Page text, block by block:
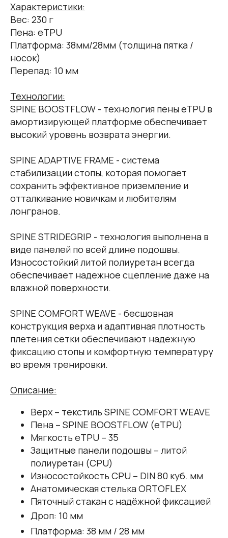
Характеристики:
Вес: 230 г
Пена: еTPU
Платформа: 38мм/28мм (толщина пятка /
носок)
Перепад: 10 мм
Технологии:
SPINE BOOSTFLOW - технология пены eTPU в
амортизирующей платформе обеспечивает
высокий уровень возврата энергии.
SPINE ADAPTIVE FRAME - система
стабилизации стопы, которая помогает
сохранить эффективное приземление и
отталкивание новичкам и любителям
лонгранов.
SPINE STRIDEGRIP - технология выполнена в
виде панелей по всей длине подошвы.
Износостойкий литой полиуретан всегда
обеспечивает надежное сцепление даже на
влажной поверхности.
SPINE COMFORT WEAVE - бесшовная
конструкция верха и адаптивная плотность
плетения сетки обеспечивают надежную
фиксацию стопы и комфортную температуру
во время тренировки.
Описание:
Верх – текстиль SPINE COMFORT WEAVE
Пена – SPINE BOOSTFLOW (еTPU)
Мягкость еTPU – 35
Защитные панели подошвы – литой
полиуретан (CPU)
Износостойкость CPU – DIN 80 куб. мм
Анатомическая стелька ORTOFLEX
Пяточный стакан с надёжной фиксацией
Дроп: 10 мм
Платформа: 38 мм / 28 мм